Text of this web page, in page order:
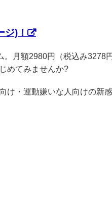
)！
月額2980円（税込み3278
めてみませんか?
け・運動嫌いな人向けの新